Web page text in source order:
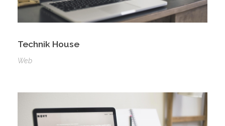
Technik House
Web